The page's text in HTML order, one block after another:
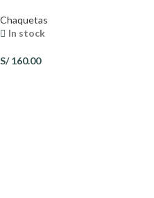
Chaquetas
In stock
S/160.00